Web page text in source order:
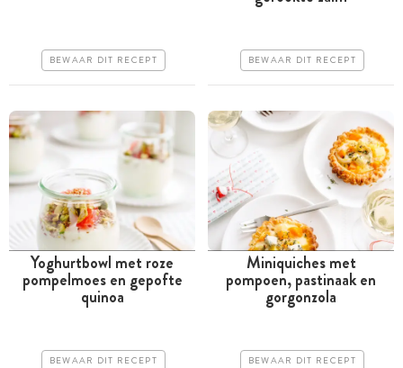
Erg makkelijk
BEWAAR DIT RECEPT Erg makkelijk
BEWAAR DIT RECEPT
Minder dan 30 minuten
Erg makkelijk
Yoghurtbowl met roze
pompelmoes en gepofte
quinoa
BEWAAR DIT RECEPT
Tussen 30 minuten en 1
Miniquiches met
pompoen, pastinaak en
gorgonzola
BEWAAR DIT RECEPT